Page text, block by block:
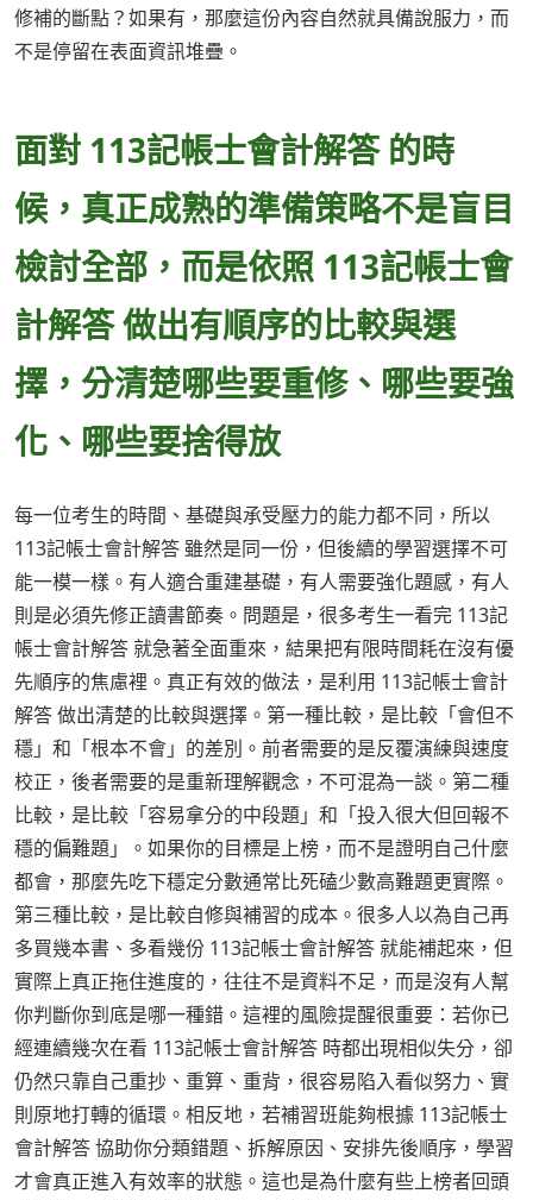
修補的斷點？如果有，那麼這份內容自然就具備說服力，而
不是停留在表面資訊堆疊。
面對 113記帳士會計解答 的時
候，真正成熟的準備策略不是盲目
檢討全部，而是依照 113記帳士會
計解答 做出有順序的比較與選
擇，分清楚哪些要重修、哪些要強
化、哪些要捨得放
每一位考生的時間、基礎與承受壓力的能力都不同，所以
113記帳士會計解答 雖然是同一份，但後續的學習選擇不可
能一模一樣。有人適合重建基礎，有人需要強化題感，有人
則是必須先修正讀書節奏。問題是，很多考生一看完 113記
帳士會計解答 就急著全面重來，結果把有限時間耗在沒有優
先順序的焦慮裡。真正有效的做法，是利用 113記帳士會計
解答 做出清楚的比較與選擇。第一種比較，是比較「會但不
穩」和「根本不會」的差別。前者需要的是反覆演練與速度
校正，後者需要的是重新理解觀念，不可混為一談。第二種
比較，是比較「容易拿分的中段題」和「投入很大但回報不
穩的偏難題」。如果你的目標是上榜，而不是證明自己什麼
都會，那麼先吃下穩定分數通常比死磕少數高難題更實際。
第三種比較，是比較自修與補習的成本。很多人以為自己再
多買幾本書、多看幾份 113記帳士會計解答 就能補起來，但
實際上真正拖住進度的，往往不是資料不足，而是沒有人幫
你判斷你到底是哪一種錯。這裡的風險提醒很重要：若你已
經連續幾次在看 113記帳士會計解答 時都出現相似失分，卻
仍然只靠自己重抄、重算、重背，很容易陷入看似努力、實
則原地打轉的循環。相反地，若補習班能夠根據 113記帳士
會計解答 協助你分類錯題、拆解原因、安排先後順序，學習
才會真正進入有效率的狀態。這也是為什麼有些上榜者回頭